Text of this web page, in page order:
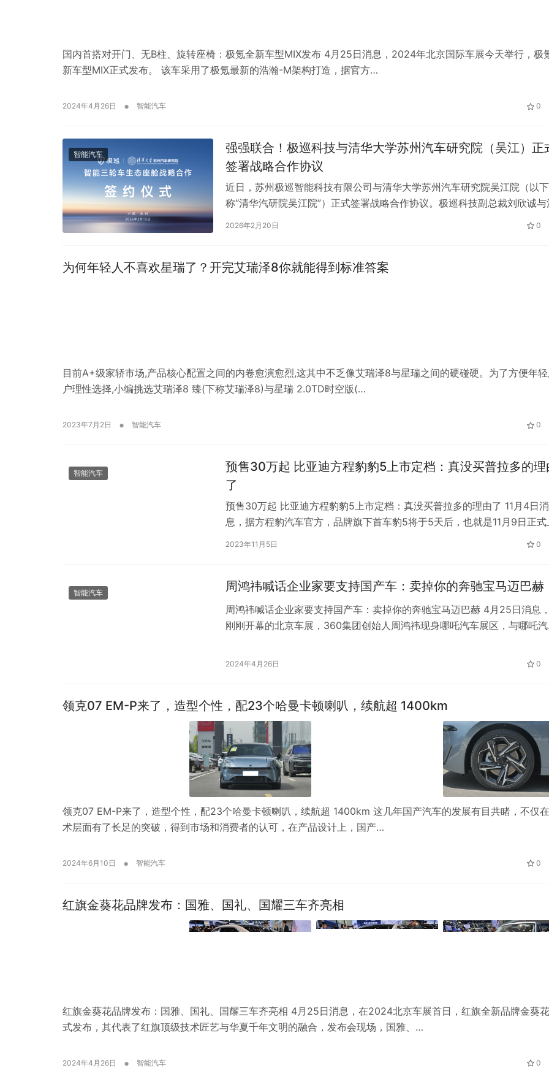
国内首搭对开门、无B柱、旋转座椅：极氪全新车型MIX发布 4月25日消息，2024年北京国际车展今天举行，极
新车型MIX正式发布。 该车采用了极氪最新的浩瀚-M架构打造，据官方…
2024年4月26日 • 智能汽车 0
智能汽车
强强联合！极巡科技与清华大学苏州汽车研究院（吴江）正
签署战略合作协议
近日，苏州极巡智能科技有限公司与清华大学苏州汽车研究院吴江院（以
称“清华汽研院吴江院”）正式签署战略合作协议。极巡科技副总裁刘欣诚与
华汽研院吴江院市场发展部部长、党支部副书记…
2026年2月20日 0
为何年轻人不喜欢星瑞了？开完艾瑞泽8你就能得到标准答案
目前A+级家轿市场,产品核心配置之间的内卷愈演愈烈,这其中不乏像艾瑞泽8与星瑞之间的硬碰硬。为了方便年轻
户理性选择,小编挑选艾瑞泽8 臻(下称艾瑞泽8)与星瑞 2.0TD时空版(…
2023年7月2日 • 智能汽车 0
智能汽车
预售30万起 比亚迪方程豹豹5上市定档：真没买普拉多的理
了
预售30万起 比亚迪方程豹豹5上市定档：真没买普拉多的理由了 11月4日消
息，据方程豹汽车官方，品牌旗下首车豹5将于5天后，也就是11月9日正式
市。该车此前已经开启预售，价格为3…
2023年11月5日 0
智能汽车 周鸿祎喊话企业家要支持国产车：卖掉你的奔驰宝马迈巴赫
周鸿祎喊话企业家要支持国产车：卖掉你的奔驰宝马迈巴赫 4月25日消息
刚刚开幕的北京车展，360集团创始人周鸿祎现身哪吒汽车展区，与哪吒汽
2024年4月26日 0
领克07 EM-P来了，造型个性，配23个哈曼卡顿喇叭，续航超 1400km
领克07 EM-P来了，造型个性，配23个哈曼卡顿喇叭，续航超 1400km 这几年国产汽车的发展有目共睹，不仅
术层面有了长足的突破，得到市场和消费者的认可，在产品设计上，国产…
2024年6月10日 • 智能汽车 0
红旗金葵花品牌发布：国雅、国礼、国耀三车齐亮相
红旗金葵花品牌发布：国雅、国礼、国耀三车齐亮相 4月25日消息，在2024北京车展首日，红旗全新品牌金葵
式发布，其代表了红旗顶级技术匠艺与华夏千年文明的融合，发布会现场，国雅、…
2024年4月26日 • 智能汽车 0